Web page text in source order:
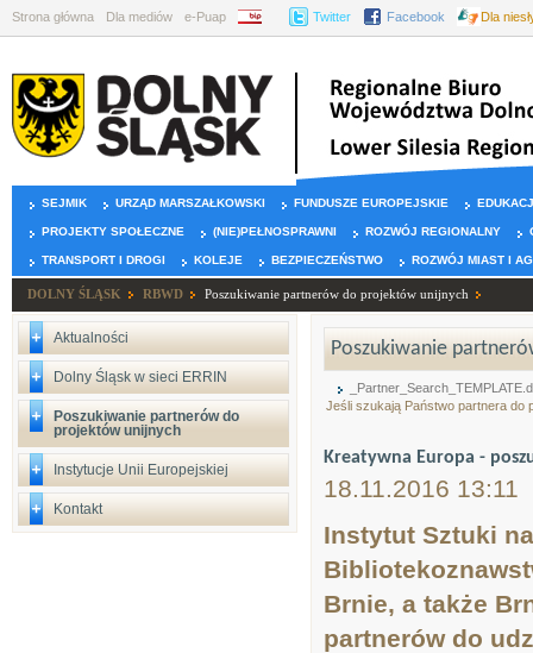
Strona główna Dla mediów e-Puap BIP Twitter Facebook Dla
SEJMIK URZĄD MARSZAŁKOWSKI FUNDUSZE EUROPEJSKIE
PROJEKTY SPOŁECZNE (NIE)PEŁNOSPRAWNI ROZWÓJ REGIONALNY
TRANSPORT I DROGI KOLEJE BEZPIECZEŃSTWO ROZWÓJ MIAST I
DOLNY ŚLĄSK RBWD Poszukiwanie partnerów do projektów unijnych
Aktualności
Dolny Śląsk w sieci ERRIN
Poszukiwanie partnerów do
projektów unijnych
Instytucje Unii Europejskiej
Kontakt
Poszukiwanie
Jeśli szukają Państwo partnera do
Kreatywna Europa -
18.11.2016 13:11
Instytut Sztuki
Brnie, a także
partnerów do